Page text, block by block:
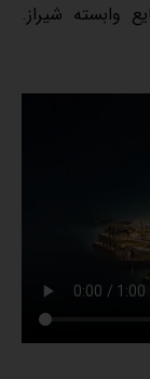
وابسته شیراز.